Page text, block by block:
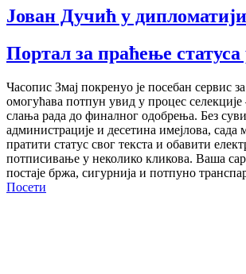
Јован Дучић у дипломатији
Портал за праћење статуса
Часопис Змај покренуо је посебан сервис
омогућава потпун увид у процес селекције
слања рада до финалног одобрења. Без
администрације и десетина имејлова, сада
пратити статус свог текста и обавити
потписивање у неколико кликова. Ваша
постаје бржа, сигурнија и потпуно
Посети